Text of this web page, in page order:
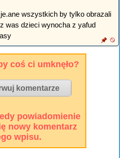
wszystkich by tylko obrazali
was dzieci wynocha z yafud
coś ci umknęło?
powiadomienie
nowy komentarz
wpisu.